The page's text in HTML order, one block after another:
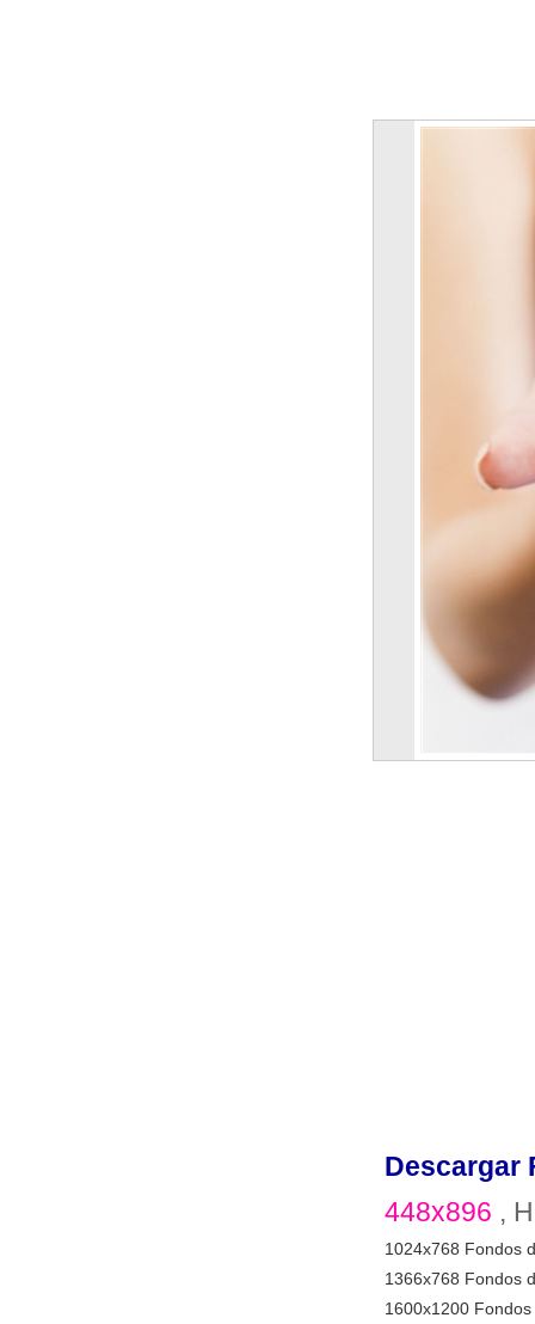
Descargar
448x896 ,
1024x768 Fondos
1366x768 Fondos
1600x1200